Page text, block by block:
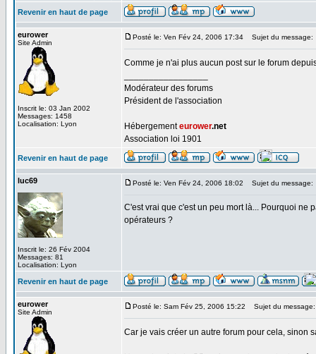
Revenir en haut de page
eurower
Site Admin
Inscrit le: 03 Jan 2002
Messages: 1458
Localisation: Lyon
Posté le: Ven Fév 24, 2006 17:34 Sujet du message:
Comme je n'ai plus aucun post sur le forum
Modérateur des forums
Président de l'association
Hébergementeurower.net
Association loi 1901
Revenir en haut de page
luc69
Inscrit le: 26 Fév 2004
Messages: 81
Localisation: Lyon
Posté le: Ven Fév 24, 2006 18:02 Sujet du message:
C'est vrai que c'est un peu mort là... Pourquoi ne
opérateurs ?
Revenir en haut de page
eurower
Site Admin
Posté le: Sam Fév 25, 2006 15:22 Sujet du message:
Car je vais créer un autre forum pour cela, sinon